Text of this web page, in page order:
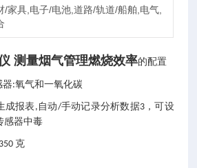
/家具,电子/电池,道路/轨道/船舶,电气,
测量烟气管理燃烧效率的配置
器:氧气和一氧化碳
成报表 , 自动/手动记录分析数据3，可设
感器中毒
350 克